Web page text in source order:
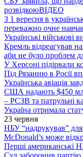
розвідкоюВІДЕО
З 1 вересня в
переважно очне
Українські
Кремль відреагував
аби не було проблем
У Херсоні підірвали
Під Рязанню в Росії
Українська авіація
США надають $450 млн
– РСЗВ та патрульні
Україна отримала
23 червня
НБУ “надрукував”
McDonald’s може
Перші американські